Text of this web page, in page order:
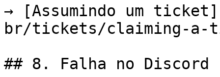
→ [Assumindo um
br/tickets/claiming-a-
## 8. Falha no Discord